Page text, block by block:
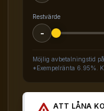
Restvärde
-
Möjlig avbetalningstid
*Exempelränta 6.95%.
ATT LÅNA